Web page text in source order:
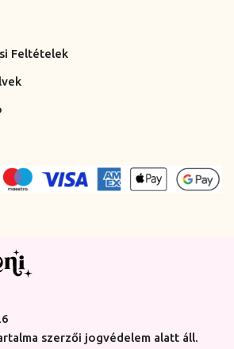
Feltételek
szerzői jogvédelem alatt áll.